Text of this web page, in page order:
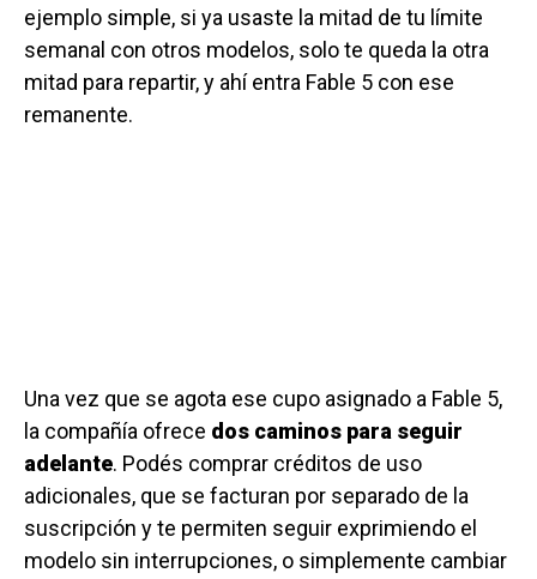
ejemplo simple, si ya usaste la mitad de tu límite
semanal con otros modelos, solo te queda la otra
mitad para repartir, y ahí entra Fable 5 con ese
remanente.
Una vez que se agota ese cupo asignado a Fable 5,
la compañía ofrece dos caminos para seguir
adelante. Podés comprar créditos de uso
adicionales, que se facturan por separado de la
suscripción y te permiten seguir exprimiendo el
modelo sin interrupciones, o simplemente cambiar